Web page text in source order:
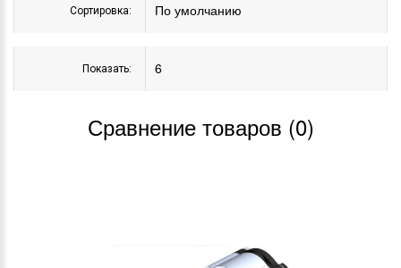
Сортировка:
Показать:
Сравнение товаров (0)